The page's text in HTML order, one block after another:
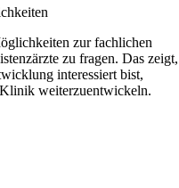
zur fachlichen
zu fragen. Das zeigt,
interessiert bist,
Klinik weiterzuentwickeln.